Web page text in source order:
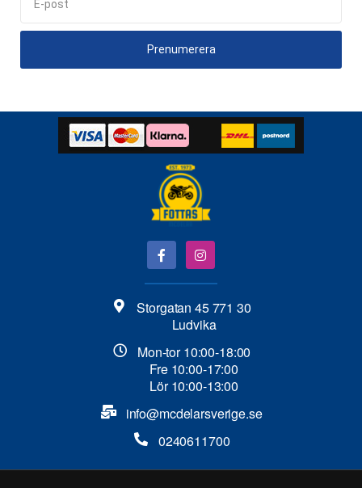
Prenumerera
Storgatan 45 771 30
Ludvika
Mon-tor 10:00-18:00
Fre 10:00-17:00
Lör 10:00-13:00
info@mcdelarsverige.se​
0240611700